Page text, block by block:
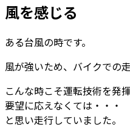
風を感じる
ある台風の時です。
風が強いため、バイクでの
こんな時こそ運転技術を発
要望に応えなくては・・・
と思い走行していました。